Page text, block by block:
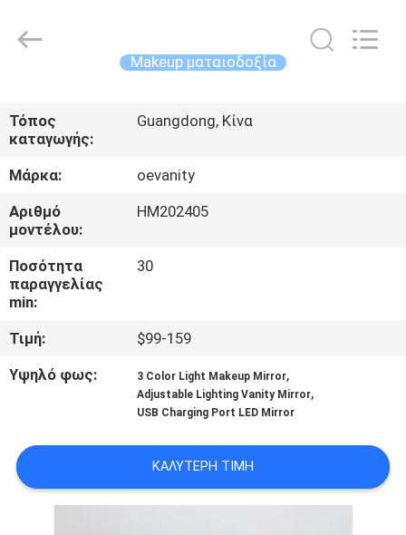
ΣΕΛΊΔΑ
ΠΡΟΪΌΝΤΑ
ΒΊΝΤΕΟ
ΕΜΦΆΝΙΣΗ
VR
ΣΧΕΤΙΚΆ
ΕΜΆΣ
ΓΎΡΟΣ
Makeup ματαιοδοξία
Τόπος
καταγωγής:
Guangdong, Κίνα
Μάρκα:
oevanity
Αριθμό
μοντέλου:
HM202405
Ποσότητα
παραγγελίας
min:
30
Τιμή:
$99-159
Υψηλό φως:
3 Color Light Makeup Mirror,
Adjustable Lighting Vanity Mirror,
USB Charging Port LED Mirror
ΚΑΛΎΤΕΡΗ ΤΙΜΉ